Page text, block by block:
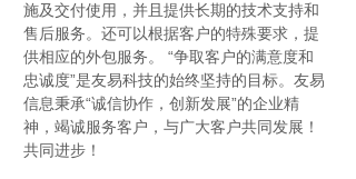
施及交付使用，并且提供长期的技术支持和
售后服务。还可以根据客户的特殊要求，提
供相应的外包服务。 “争取客户的满意度和
忠诚度”是友易科技的始终坚持的目标。友易
信息秉承“诚信协作，创新发展”的企业精
神，竭诚服务客户，与广大客户共同发展！
共同进步！